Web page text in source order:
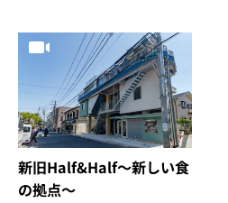
新旧Half&Half〜新しい食
の拠点〜